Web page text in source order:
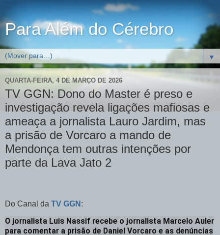
Para Além do Cérebro
▼
QUARTA-FEIRA, 4 DE MARÇO DE 2026
TV GGN: Dono do Master é preso e
investigação revela ligações mafiosas e
ameaça a jornalista Lauro Jardim, mas
a prisão de Vorcaro a mando de
Mendonça tem outras intenções por
parte da Lava Jato 2
Do Canal da TV GGN :
O jornalista Luis Nassif recebe o jornalista Marcelo Auler
para comentar a prisão de Daniel Vorcaro e as denúncias